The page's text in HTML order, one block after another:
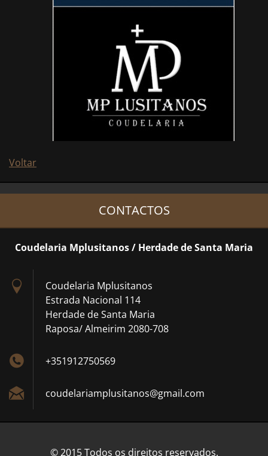
Voltar
CONTACTOS
Coudelaria Mplusitanos / Herdade de Santa Maria
Coudelaria Mplusitanos
Estrada Nacional 114
Herdade de Santa Maria
Raposa/ Almeirim 2080-708
+351912750569
coudelariamplusitanos@gmail.com
© 2015 Todos os direitos reservados.